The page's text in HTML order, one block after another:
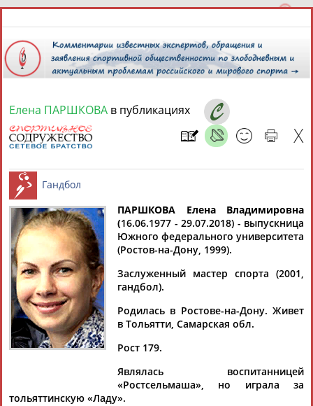
8 августа 2026 года,
СПОРТСМЕНЫ, ТРЕНЕРЫ И СПЕЦИАЛИСТЫ
Найдено: 13181персон Расширенный поиск
Аслаудин
АБАЕВ
Елена
АБАИМОВА
Мария
АБАКУМОВА
АБАЛАКИНА
Тамилла
АБАСОВА
Рамазан
АБАЧАРАЕВ
Ростом
АБАШИДЗЕ
Елена ПАРШКОВА в публикациях
Гандбол
ПАРШКОВА Елена Владимировна
(16.06.1977 - 29.07.2018) - выпускница
Южного федерального университета
(Ростов-на-Дону, 1999).
Заслуженный мастер спорта (2001,
гандбол).
Родилась в Ростове-на-Дону. Живет
в Тольятти, Самарская обл.
Рост 179.
Являлась воспитанницей
«Ростсельмаша», но играла за
тольяттинскую «Ладу».